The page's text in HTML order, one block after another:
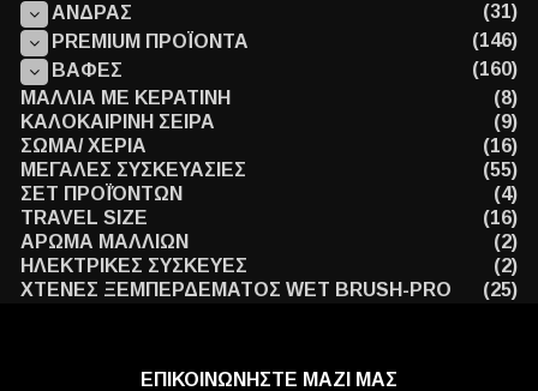
ΑΝΔΡΑΣ
(31)
PREMIUM ΠΡΟΪΟΝΤΑ
(146)
ΒΑΦΕΣ
(160)
ΜΑΛΛΙΑ ΜΕ ΚΕΡΑΤΙΝΗ
(8)
ΚΑΛΟΚΑΙΡΙΝΗ ΣΕΙΡΑ
(9)
ΣΩΜΑ/ ΧΕΡΙΑ
(16)
ΜΕΓΑΛΕΣ ΣΥΣΚΕΥΑΣΙΕΣ
(55)
ΣΕΤ ΠΡΟΪΌΝΤΩΝ
(4)
TRAVEL SIZE
(16)
ΑΡΩΜΑ ΜΑΛΛΙΩΝ
(2)
ΗΛΕΚΤΡΙΚΕΣ ΣΥΣΚΕΥΕΣ
(2)
ΧΤΕΝΕΣ ΞΕΜΠΕΡΔΕΜΑΤΟΣ WET BRUSH-PRO
(25)
ΕΠΙΚΟΙΝΩΝΗΣΤΕ ΜΑΖΙ ΜΑΣ